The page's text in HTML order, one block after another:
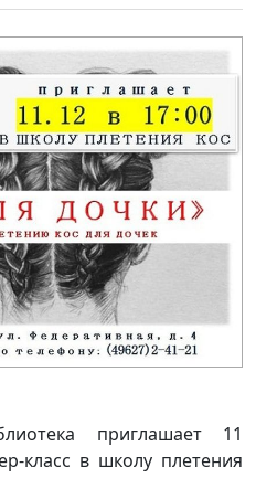
приглашает 11
класс в школу плетения